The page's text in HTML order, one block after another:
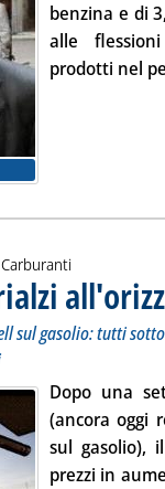
benzina e di
alle
prodotti nel
Carburanti
sul gasolio: tutti
Dopo una
(ancora oggi
sul gasolio),
prezzi in